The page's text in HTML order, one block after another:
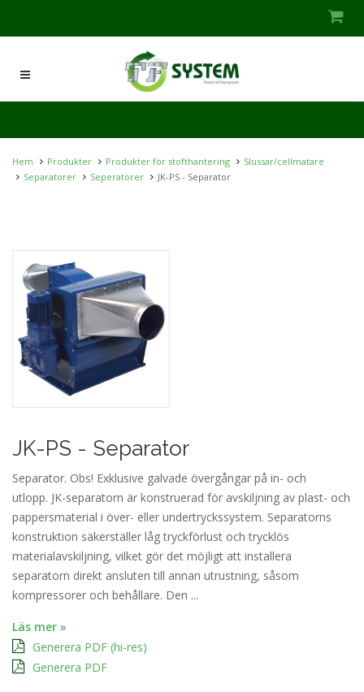
Hem Produkter Produkter för stofthantering
Slussar/cellmatare
Separatorer
Seperatorer JK-PS - Separator
JK-PS - Separator
Separator. Obs! Exklusive galvade övergångar på in- och
utlopp. JK-separatorn är konstruerad för avskiljning av plast- och
pappersmaterial i över- eller undertryckssystem. Separatorns
konstruktion säkerställer låg tryckförlust och trycklös
materialavskiljning, vilket gör det möjligt att installera
separatorn direkt ansluten till annan utrustning, såsom
kompressorer och behållare. Den ...
Läs mer »
Generera PDF (hi-res)
Generera PDF